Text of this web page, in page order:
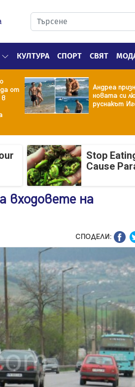
КУЛТУРА СПОРТ СВЯТ
от
в
Андреа
новата си
руснакът
Stop
Cause
входовете на
СПОДЕЛИ: